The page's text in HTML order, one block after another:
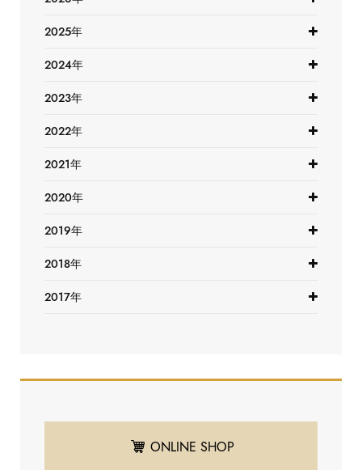
2025年
2024年
2023年
2022年
2021年
2020年
2019年
2018年
2017年
ONLINE SHOP